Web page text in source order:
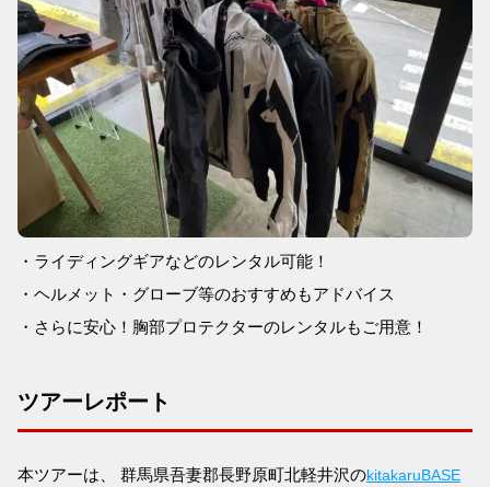
・ライディングギアなどのレンタル可能！
・ヘルメット・グローブ等のおすすめもアドバイス
・さらに安心！胸部プロテクターのレンタルもご用意！
ツアーレポート
本ツアーは、 群馬県吾妻郡長野原町北軽井沢のkitakaruBASE